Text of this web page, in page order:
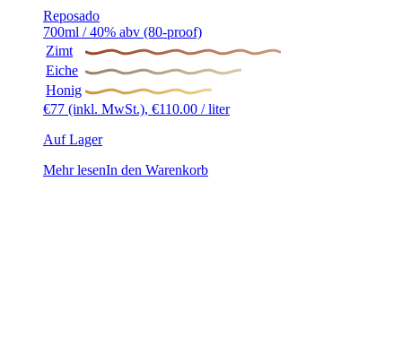
Reposado
700ml / 40% abv (80-proof)
Zimt
Eiche
Honig
€77 (inkl. MwSt.), €110.00 / liter
Auf Lager
Mehr lesenIn den Warenkorb